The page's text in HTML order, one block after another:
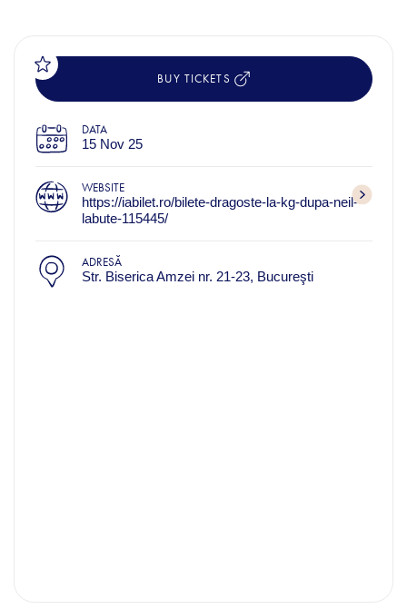
BUY TICKETS
DATA
15 Nov 25
WEBSITE
https://iabilet.ro/bilete-dragoste-la-kg-dupa-neil-
labute-115445/
ADRESĂ
Str. Biserica Amzei nr. 21-23, Bucureşti